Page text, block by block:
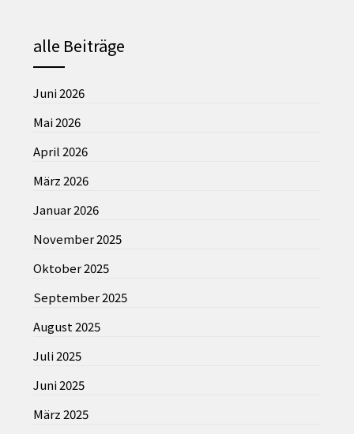
alle Beiträge
Juni 2026
Mai 2026
April 2026
März 2026
Januar 2026
November 2025
Oktober 2025
September 2025
August 2025
Juli 2025
Juni 2025
März 2025